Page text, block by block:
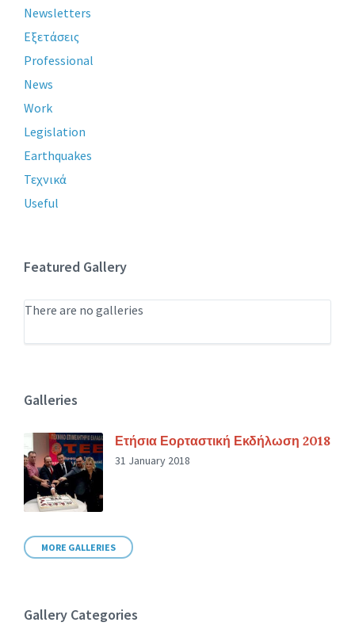
Newsletters
Εξετάσεις
Professional
News
Work
Legislation
Earthquakes
Τεχνικά
Useful
Featured Gallery
There are no galleries
Galleries
Ετήσια Εορταστική Εκδήλωση 2018
31 January 2018
MORE GALLERIES
Gallery Categories